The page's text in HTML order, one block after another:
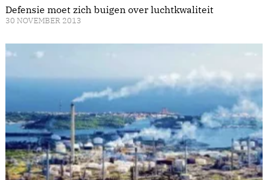
Defensie moet zich buigen over luchtkwaliteit
30 NOVEMBER 2013